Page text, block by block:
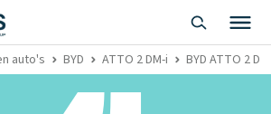
auto's BYD ATTO 2 DM-i BYD ATTO 2